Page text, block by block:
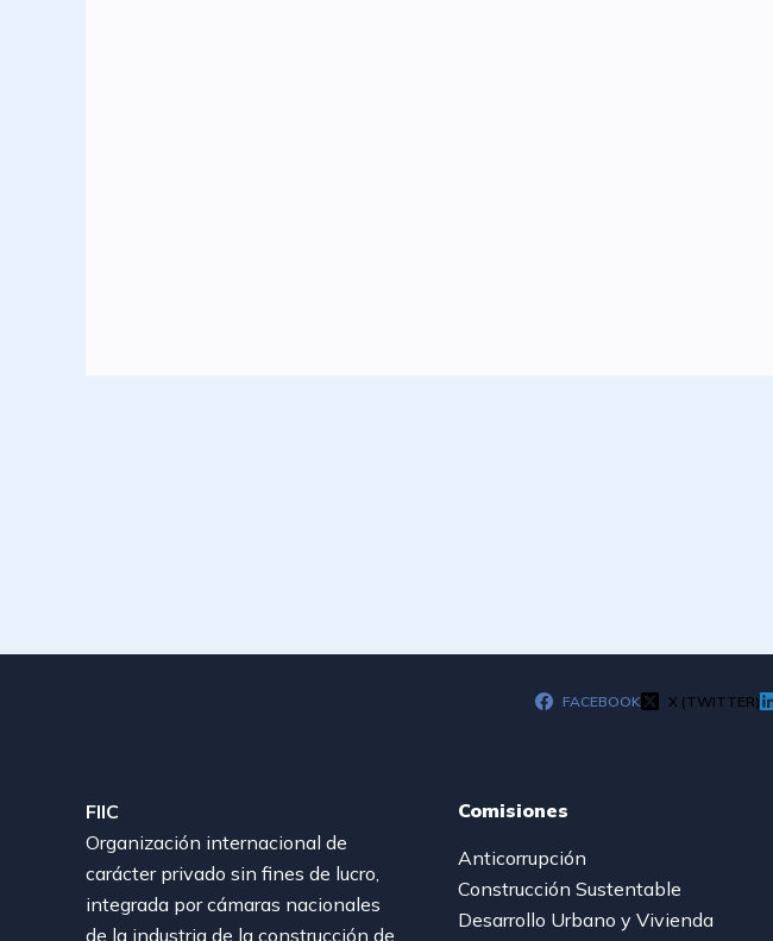
FACEBOOK X (TWITTER)
FIIC
Organización internacional de
carácter privado sin fines de lucro,
integrada por cámaras nacionales
de la industria de la construcción de
Comisiones
Anticorrupción
Construcción Sustentable
Desarrollo Urbano y Vivienda